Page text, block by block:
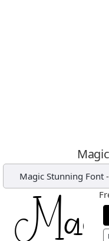
Magic Stunning Font-